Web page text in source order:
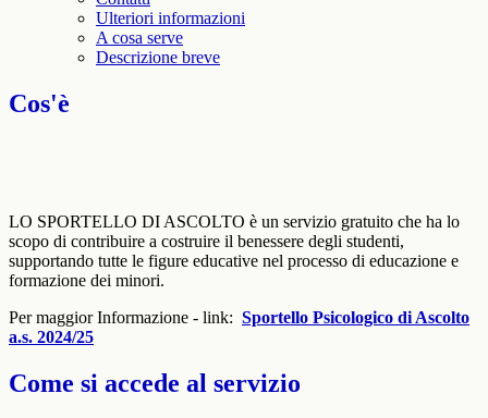
Ulteriori informazioni
A cosa serve
Descrizione breve
Cos'è
LO SPORTELLO DI ASCOLTO è un servizio gratuito che ha lo
scopo di contribuire a costruire il benessere degli studenti,
supportando tutte le figure educative nel processo di educazione e
formazione dei minori.
Per maggior Informazione - link: Sportello Psicologico di Ascolto
a.s. 2024/25
Come si accede al servizio